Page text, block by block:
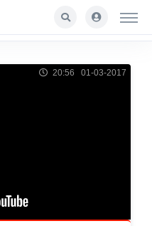
20:56 01-03-2017